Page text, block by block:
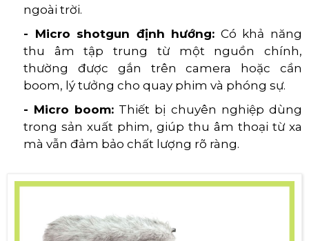
ngoài trời.
- Micro shotgun định hướng: Có khả năng
thu âm tập trung từ một nguồn chính,
thường được gắn trên camera hoặc cần
boom, lý tưởng cho quay phim và phóng sự.
- Micro boom: Thiết bị chuyên nghiệp dùng
trong sản xuất phim, giúp thu âm thoại từ xa
mà vẫn đảm bảo chất lượng rõ ràng.